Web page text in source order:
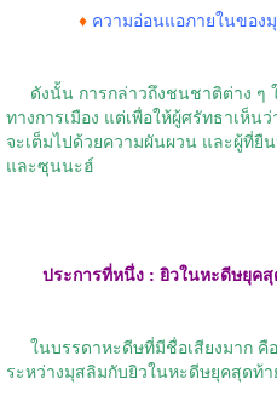
♦ ความอ่อนแอภายในของ
ดังนั้น การกล่าวถึงชนชาติต่าง ๆ
ทางการเมือง แต่เพื่อให้ผู้ศรัทธาเห็
จะเต็มไปด้วยความผันผวน และผู้ที่
และซุนนะฮ์
ประการที่หนึ่ง : ยิวในหะดีษยุค
ในบรรดาหะดีษที่มีชื่อเสียงมาก
ระหว่างมุสลิมกับยิวในหะดีษยุคสุดท้า